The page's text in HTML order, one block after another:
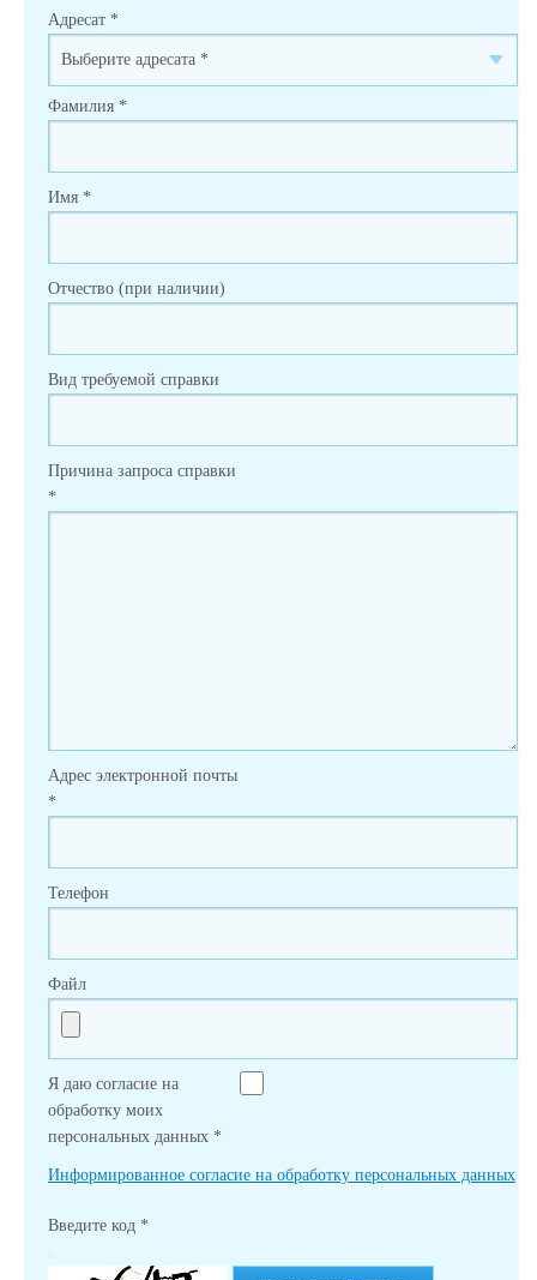
Адресат *
Фамилия *
Имя *
Отчество (при наличии)
Вид требуемой справки
Причина запроса справки
*
Адрес электронной почты
*
Телефон
Файл
Я даю согласие на
обработку моих
персональных данных *
Информированное согласие на обработку персональных данных
Введите код *